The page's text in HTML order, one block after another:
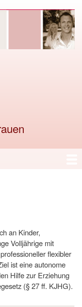
an Kinder,
Volljährige mit
flexibler
ist eine autonome
Hilfe zur Erziehung
(§ 27 ff. KJHG).